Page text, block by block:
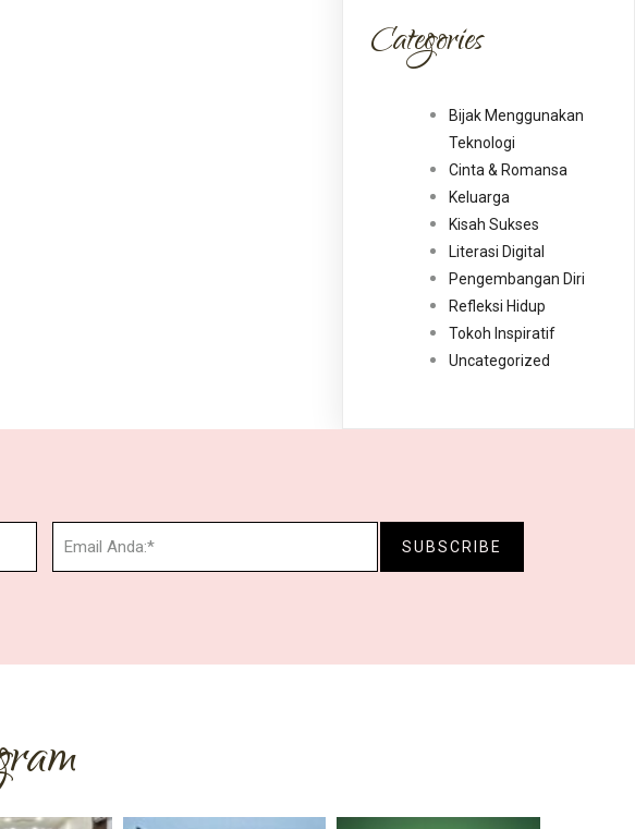
Categories
Bijak Menggunakan
Teknologi
Cinta & Romansa
Keluarga
Kisah Sukses
Literasi Digital
Pengembangan Diri
Refleksi Hidup
Tokoh Inspiratif
Uncategorized
SUBSCRIBE